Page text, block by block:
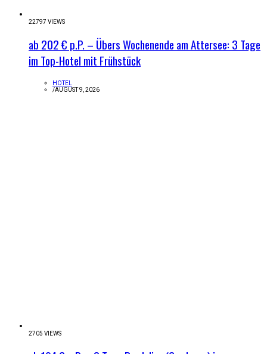
22797 VIEWS
ab 202 € p.P. – Übers Wochenende am Attersee: 3 Tage
im Top-Hotel mit Frühstück
HOTEL
/AUGUST 9, 2026
2705 VIEWS